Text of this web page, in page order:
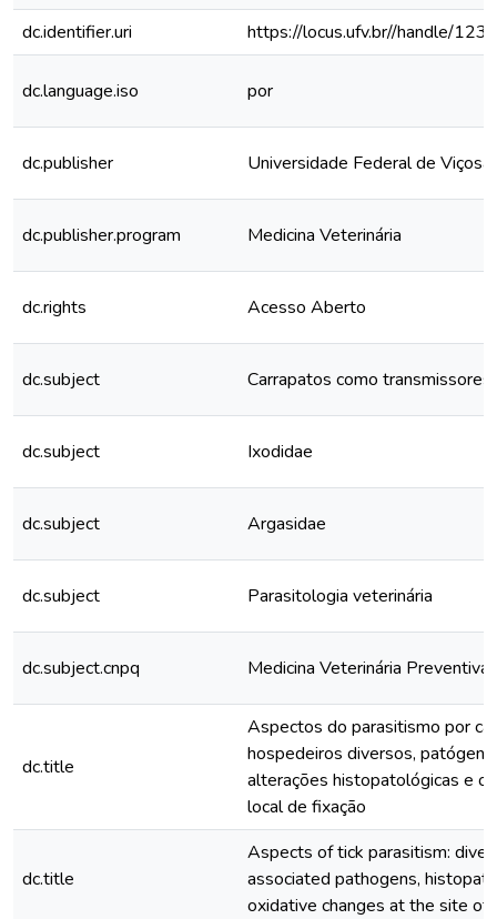
dc.identifier.uri https://locus.ufv.br//handle/
dc.language.iso por
dc.publisher Universidade Federal de Viçosa
dc.publisher.program Medicina Veterinária
dc.rights Acesso Aberto
dc.subject Carrapatos como
dc.subject Ixodidae
dc.subject Argasidae
dc.subject Parasitologia veterinária
dc.subject.cnpq Medicina Veterinária Preventiva
dc.title
Aspectos do parasitismo por
hospedeiros diversos,
alterações histopatológicas e
local de fixação
dc.title
Aspects of tick parasitism:
associated pathogens,
oxidative changes at the site of